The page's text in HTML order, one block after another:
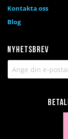
Nyhetsbrev
Kontakta oss
Blog